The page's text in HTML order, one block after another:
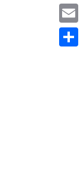
Email